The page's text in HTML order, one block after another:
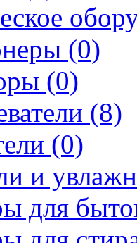
(0)
(0)
(8)
(0)
и
для